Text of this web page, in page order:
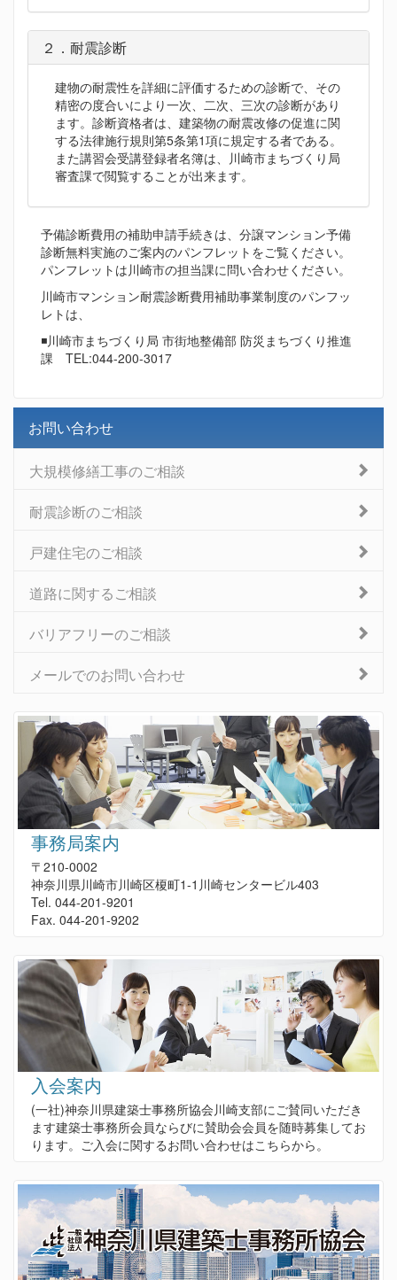
２．耐震診断
建物の耐震性を詳細に評価するための診断で、その
精密の度合いにより一次、二次、三次の診断があり
ます。診断資格者は、建築物の耐震改修の促進に関
する法律施行規則第5条第1項に規定する者である。
また講習会受講登録者名簿は、川崎市まちづくり局
審査課で閲覧することが出来ます。
予備診断費用の補助申請手続きは、分譲マンション予備
診断無料実施のご案内のパンフレットをご覧ください。
パンフレットは川崎市の担当課に問い合わせください。
川崎市マンション耐震診断費用補助事業制度のパンフッ
レトは、
◾川崎市まちづくり局 市街地整備部 防災まちづくり推進
課 TEL:044-200-3017
お問い合わせ
大規模修繕工事のご相談
耐震診断のご相談
戸建住宅のご相談
道路に関するご相談
バリアフリーのご相談
メールでのお問い合わせ
事務局案内
〒210-0002
神奈川県川崎市川崎区榎町1-1川崎センタービル403
Tel. 044-201-9201
Fax. 044-201-9202
入会案内
(一社)神奈川県建築士事務所協会川崎支部にご賛同いただき
ます建築士事務所会員ならびに賛助会会員を随時募集してお
ります。ご入会に関するお問い合わせはこちらから。